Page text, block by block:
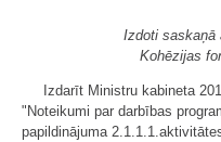
Izdoti saskaņā
Kohēzijas
Izdarīt Ministru kabineta
"Noteikumi par darbības
papildinājuma